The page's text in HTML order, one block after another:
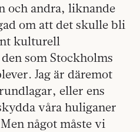
och andra, liknande
om att det skulle bli
kulturell
som Stockholms
Jag är däremot
eller ens
våra huliganer
något måste vi